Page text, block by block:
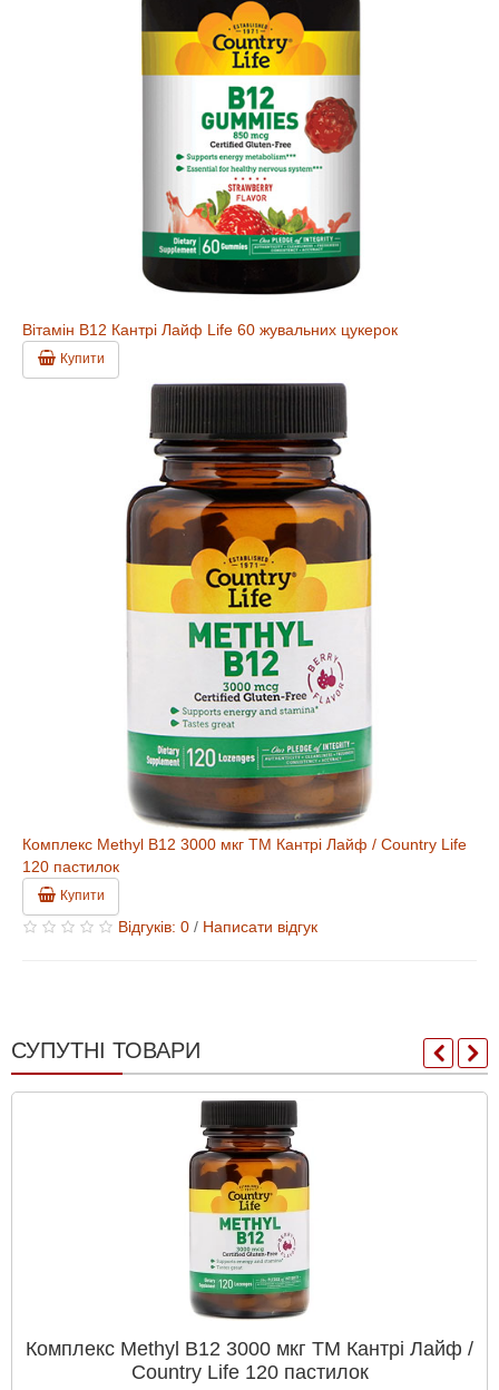
Вітамін В12 Кантрі Лайф Life 60 жувальних цукерок
Купити
Комплекс Methyl B12 3000 мкг ТМ Кантрі Лайф / Country Life
120 пастилок
Купити
Відгуків: 0/ Написати відгук
СУПУТНІ ТОВАРИ
Комплекс Methyl B12 3000 мкг ТМ Кантрі Лайф /
Country Life 120 пастилок